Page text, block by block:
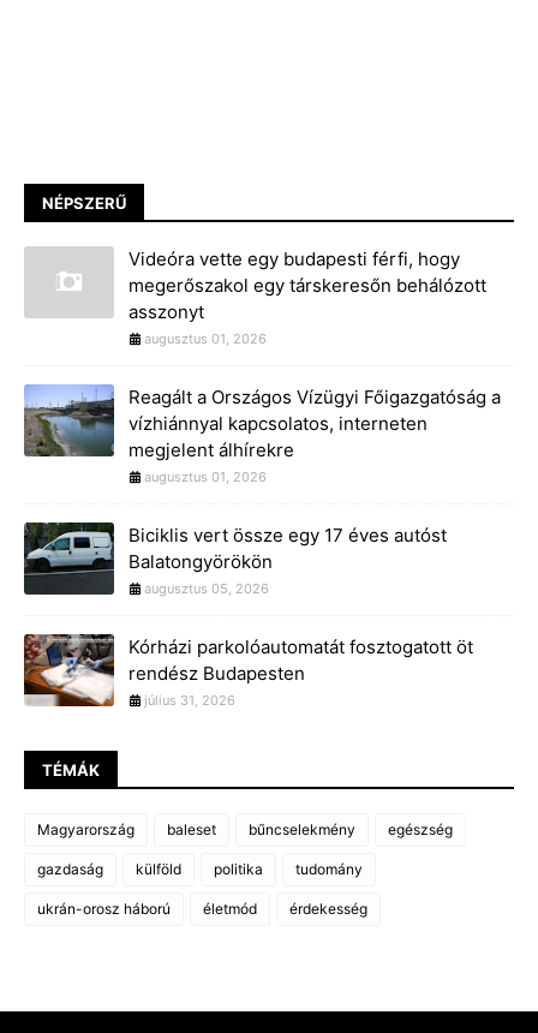
NÉPSZERŰ
Videóra vette egy budapesti férfi, hogy
megerőszakol egy társkeresőn behálózott
asszonyt
augusztus 01, 2026
Reagált a Országos Vízügyi Főigazgatóság a
vízhiánnyal kapcsolatos, interneten
megjelent álhírekre
augusztus 01, 2026
Biciklis vert össze egy 17 éves autóst
Balatongyörökön
augusztus 05, 2026
Kórházi parkolóautomatát fosztogatott öt
rendész Budapesten
július 31, 2026
TÉMÁK
Magyarország baleset bűncselekmény egészség
gazdaság külföld politika tudomány
ukrán-orosz háború életmód érdekesség